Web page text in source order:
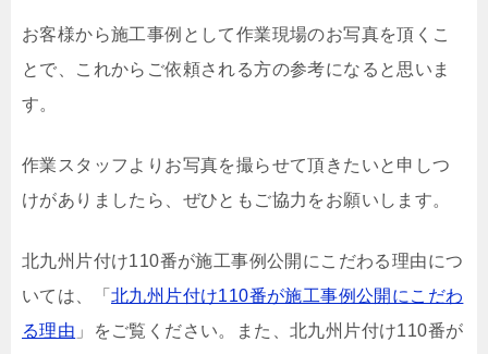
お客様から施工事例として作業現場のお写真を頂くこ
とで、これからご依頼される方の参考になると思いま
す。
作業スタッフよりお写真を撮らせて頂きたいと申しつ
けがありましたら、ぜひともご協力をお願いします。
北九州片付け110番が施工事例公開にこだわる理由につ
いては、「 北九州片付け110番が施工事例公開にこだわ
る理由 」をご覧ください。また、北九州片付け110番が